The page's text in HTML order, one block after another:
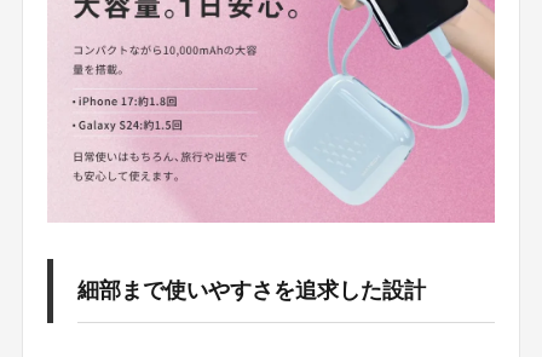
細部まで使いやすさを追求した設計